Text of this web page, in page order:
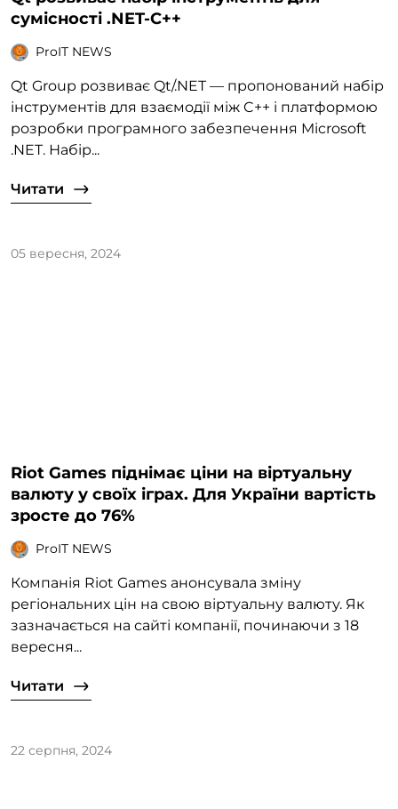
сумісності .NET-C++
ProIT NEWS
Qt Group розвиває Qt/.NET — пропонований набір
інструментів для взаємодії між C++ і платформою
розробки програмного забезпечення Microsoft
.NET. Набір...
Читати
05 вересня, 2024
Riot Games піднімає ціни на віртуальну
валюту у своїх іграх. Для України вартість
зросте до 76%
ProIT NEWS
Компанія Riot Games анонсувала зміну
регіональних цін на свою віртуальну валюту. Як
зазначається на сайті компанії, починаючи з 18
вересня...
Читати
22 серпня, 2024